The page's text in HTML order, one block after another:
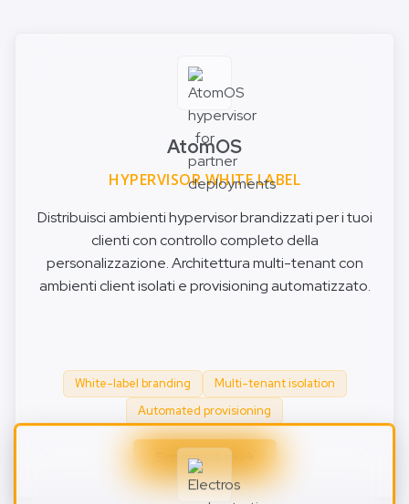
AtomOS
HYPERVISOR WHITE LABEL
Distribuisci ambienti hypervisor brandizzati per i tuoi
clienti con controllo completo della
personalizzazione. Architettura multi-tenant con
ambienti client isolati e provisioning automatizzato.
White-label branding
Multi-tenant isolation
Automated provisioning
Saperne di più